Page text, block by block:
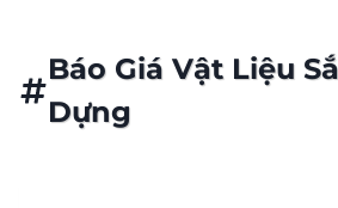
Báo Giá Vật Liệu
Dựng